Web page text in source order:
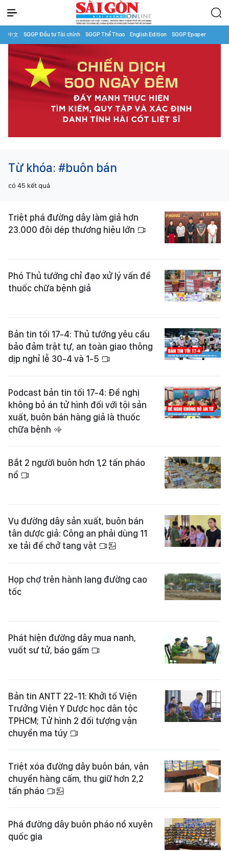
中文 SGGP Đầu tư Tài chính SGGP Thể Thao English Edition SGGP Epaper
Từ khóa: #buôn bán
có 45 kết quả
Triệt phá đường dây làm giả hơn
23.000 đôi dép thương hiệu lớn
Phó Thủ tướng chỉ đạo xử lý vấn đề
thuốc chữa bệnh giả
Bản tin tối 17-4: Thủ tướng yêu cầu
bảo đảm trật tự, an toàn giao thông
dịp nghỉ lễ 30-4 và 1-5
Podcast bản tin tối 17-4: Đề nghị
không bỏ án tử hình đối với tội sản
xuất, buôn bán hàng giả là thuốc
chữa bệnh
Bắt 2 người buôn hơn 1,2 tấn pháo
nổ
Vụ đường dây sản xuất, buôn bán
tân dược giả: Công an phải dùng 11
xe tải để chở tang vật
Họp chợ trên hành lang đường cao
tốc
Phát hiện đường dây mua nanh,
vuốt sư tử, báo gấm
Bản tin ANTT 22-11: Khởi tố Viện
Trưởng Viện Y Dược học dân tộc
TPHCM; Tử hình 2 đối tượng vận
chuyển ma túy
Triệt xóa đường dây buôn bán, vận
chuyển hàng cấm, thu giữ hơn 2,2
tấn pháo
Phá đường dây buôn pháo nổ xuyên
quốc gia